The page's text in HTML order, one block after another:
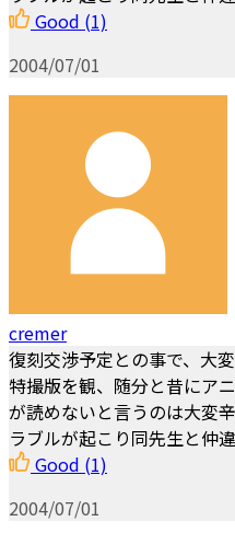
Good (1)
2004/07/01
cremer
復刻交渉予定との事で、大
特撮版を観、随分と昔にア
が読めないと言うのは大変
ラブルが起こり同先生と仲
Good (1)
2004/07/01